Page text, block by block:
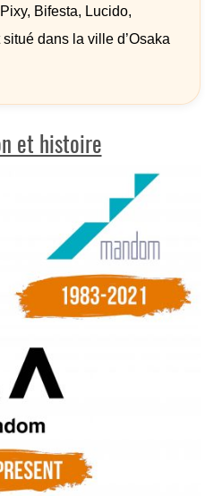
Bifesta, Lucido,
dans la ville d’Osaka
et histoire